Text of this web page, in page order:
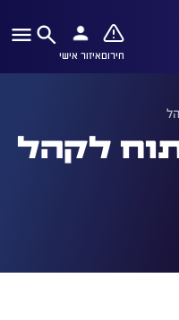
חירוםאיזור אישי
לקהל